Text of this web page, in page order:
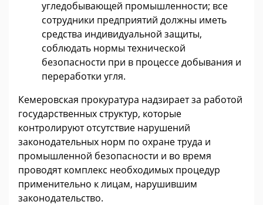
угледобывающей промышленности; все
сотрудники предприятий должны иметь
средства индивидуальной защиты,
соблюдать нормы технической
безопасности при в процессе добывания и
переработки угля.
Кемеровская прокуратура надзирает за работой
государственных структур, которые
контролируют отсутствие нарушений
законодательных норм по охране труда и
промышленной безопасности и во время
проводят комплекс необходимых процедур
применительно к лицам, нарушившим
законодательство.